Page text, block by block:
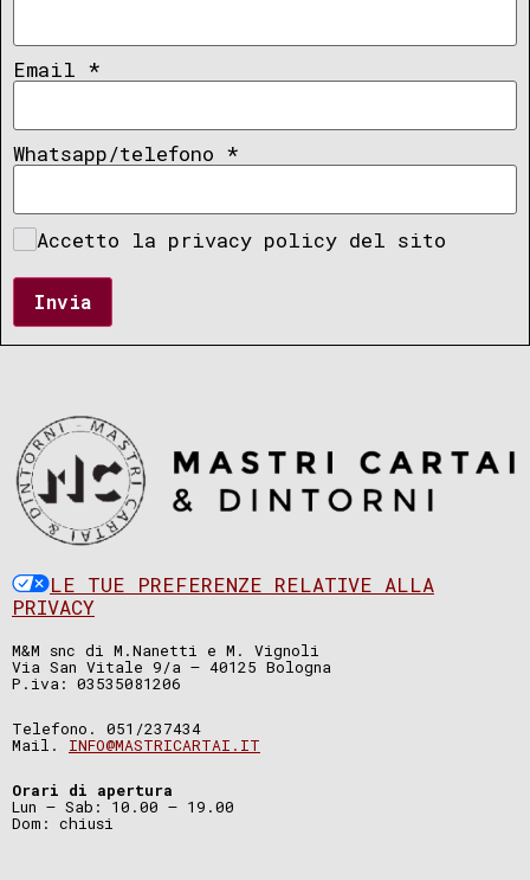
Email *
Whatsapp/telefono *
Accetto la privacy policy del sito
Invia
LE TUE PREFERENZE RELATIVE ALLA
PRIVACY
M&M snc di M.Nanetti e M. Vignoli
Via San Vitale 9/a – 40125 Bologna
P.iva: 03535081206
Telefono. 051/237434
Mail. INFO@MASTRICARTAI.IT
Orari di apertura
Lun – Sab: 10.00 – 19.00
Dom: chiusi